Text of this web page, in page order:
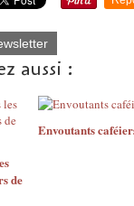
aussi :
de
Envoutants